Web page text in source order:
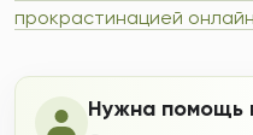
прокрастинацией онлайн
Нужна помощь